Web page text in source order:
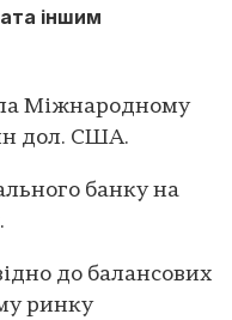
іншим
Міжнародному
дол. США.
банку на
до балансових
ринку